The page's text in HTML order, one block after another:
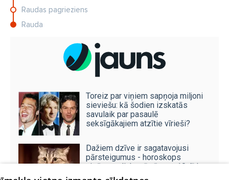
Raudas pagrieziens
Rauda
Toreiz par viņiem sapņoja miljoni
sieviešu: kā šodien izskatās
savulaik par pasaulē
seksīgākajiem atzītie vīrieši?
Dažiem dzīve ir sagatavojusi
pārsteigumus - horoskops
visām zodiaka zīmēm no 10. līdz
16. augustam